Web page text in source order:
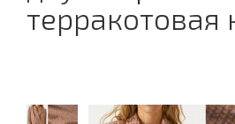
терракотовая